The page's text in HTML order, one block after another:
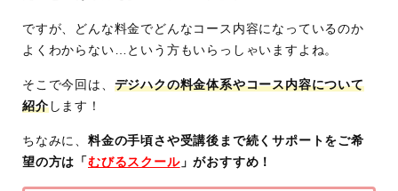
ですが、どんな料金でどんなコース内容になっているのか
よくわからない…という方もいらっしゃいますよね。
そこで今回は、 デジハクの料金体系やコース内容について
紹介します！
ちなみに、 料金の手頃さや受講後まで続くサポートをご希
望の方は「 むびるスクール」がおすすめ！